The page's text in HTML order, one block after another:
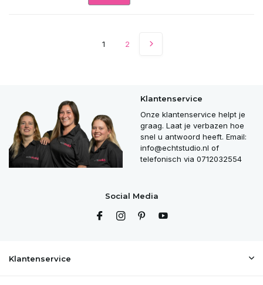
1 2
Klantenservice
Onze klantenservice helpt je
graag. Laat je verbazen hoe
snel u antwoord heeft. Email:
info@echtstudio.nl of
telefonisch via 0712032554
Social Media
Klantenservice